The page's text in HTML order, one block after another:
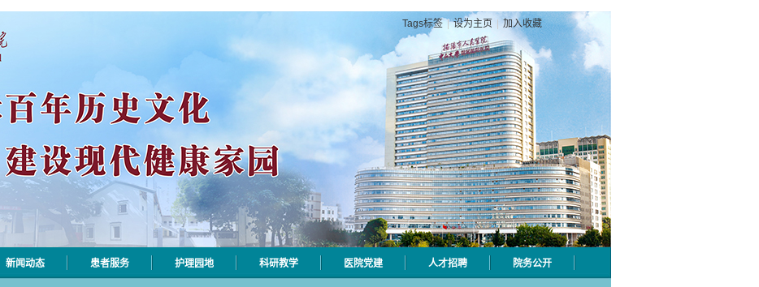
Tags标签 | 设为主页 加入收藏
新闻动态 患者服务 护理园地 科研教学 医院党建 人才招聘 院务公开
采集自动对焦相机市 2026-08-06 揭阳市人民医院对接AI-HR省级检验